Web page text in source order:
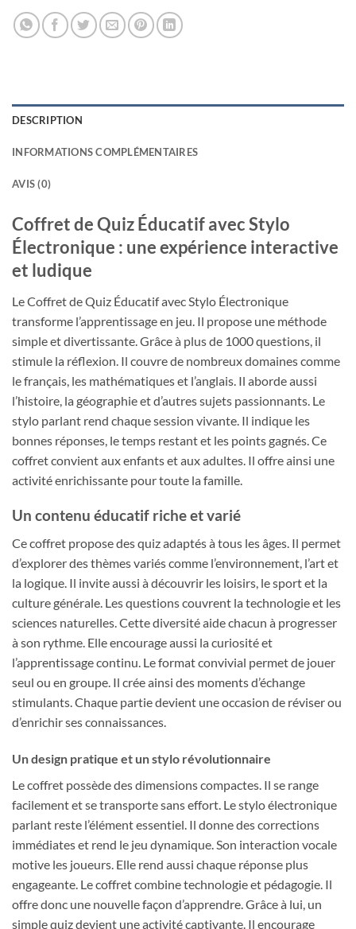
DESCRIPTION
INFORMATIONS COMPLÉMENTAIRES
AVIS (0)
Coffret de Quiz Éducatif avec Stylo
Électronique : une expérience interactive
et ludique
Le Coffret de Quiz Éducatif avec Stylo Électronique
transforme l’apprentissage en jeu. Il propose une méthode
simple et divertissante. Grâce à plus de 1000 questions, il
stimule la réflexion. Il couvre de nombreux domaines comme
le français, les mathématiques et l’anglais. Il aborde aussi
l’histoire, la géographie et d’autres sujets passionnants. Le
stylo parlant rend chaque session vivante. Il indique les
bonnes réponses, le temps restant et les points gagnés. Ce
coffret convient aux enfants et aux adultes. Il offre ainsi une
activité enrichissante pour toute la famille.
Un contenu éducatif riche et varié
Ce coffret propose des quiz adaptés à tous les âges. Il permet
d’explorer des thèmes variés comme l’environnement, l’art et
la logique. Il invite aussi à découvrir les loisirs, le sport et la
culture générale. Les questions couvrent la technologie et les
sciences naturelles. Cette diversité aide chacun à progresser
à son rythme. Elle encourage aussi la curiosité et
l’apprentissage continu. Le format convivial permet de jouer
seul ou en groupe. Il crée ainsi des moments d’échange
stimulants. Chaque partie devient une occasion de réviser ou
d’enrichir ses connaissances.
Un design pratique et un stylo révolutionnaire
Le coffret possède des dimensions compactes. Il se range
facilement et se transporte sans effort. Le stylo électronique
parlant reste l’élément essentiel. Il donne des corrections
immédiates et rend le jeu dynamique. Son interaction vocale
motive les joueurs. Elle rend aussi chaque réponse plus
engageante. Le coffret combine technologie et pédagogie. Il
offre donc une nouvelle façon d’apprendre. Grâce à lui, un
simple quiz devient une activité captivante. Il encourage